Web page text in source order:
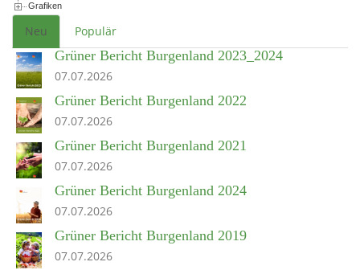
Grafiken
Neu Populär
Grüner Bericht Burgenland 2023_2024
07.07.2026
Grüner Bericht Burgenland 2022
07.07.2026
Grüner Bericht Burgenland 2021
07.07.2026
Grüner Bericht Burgenland 2024
07.07.2026
Grüner Bericht Burgenland 2019
07.07.2026